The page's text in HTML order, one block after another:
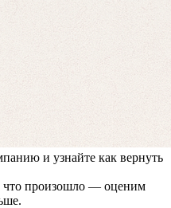
и узнайте как вернуть
что произошло — оценим